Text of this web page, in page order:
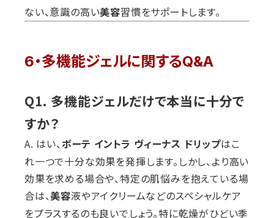
ない、意識の高い美容習慣をサポートします。
6・多機能ジェルに関するQ&A
Q1. 多機能ジェルだけで本当に十分で
すか？
A. はい、 ボーテ イントラ ヴィーナス ドリップはこ
れ一つで十分な効果を発揮します。しかし、より高い
効果を求める場合や、特定の肌悩みを抱えている場
合は、美容液やアイクリームなどのスペシャルケア
をプラスするのも良いでしょう。特に乾燥がひどい季